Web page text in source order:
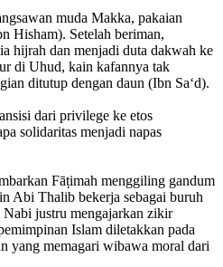
muda Makka, pakaian
Hisham). Setelah beriman,
hijrah dan menjadi duta dakwah ke
di Uhud, kain kafannya tak
ditutup dengan daun (Ibn Sa‘d).
dari privilege ke etos
solidaritas menjadi napas
Fāṭimah menggiling gandum
Abi Thalib bekerja sebagai buruh
justru mengajarkan zikir
Islam diletakkan pada
yang memagari wibawa moral dari